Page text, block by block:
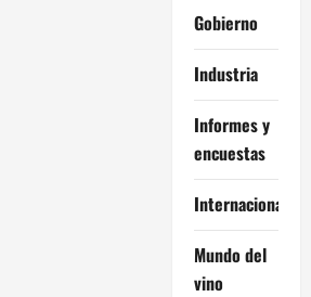
Gobierno
Industria
Informes y
encuestas
Internacional
Mundo del
vino